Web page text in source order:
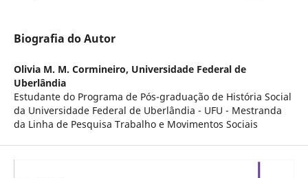
Biografia do Autor
Olivia M. M. Cormineiro, Universidade Federal de
Uberlândia
Estudante do Programa de Pós-graduação de História Social
da Universidade Federal de Uberlândia - UFU - Mestranda
da Linha de Pesquisa Trabalho e Movimentos Sociais